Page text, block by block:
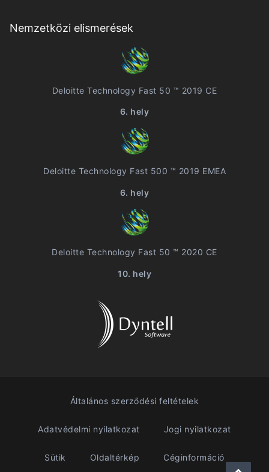
Nemzetközi elismerések
Deloitte Technology Fast 50 ™ 2019 CE
6. hely
Deloitte Technology Fast 500 ™ 2019 EMEA
6. hely
Deloitte Technology Fast 50 ™ 2020 CE
10. hely
Általános szerződési feltételek
Adatvédelmi nyilatkozat Jogi nyilatkozat
Sütik Oldaltérkép Céginformáció